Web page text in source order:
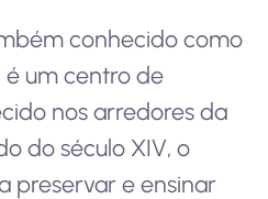
conhecido como
um centro de
nos arredores da
do século XIV, o
preservar e ensinar